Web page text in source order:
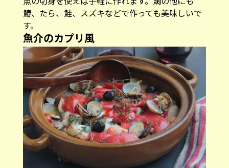
鰆、たら、鮭、スズキなどで作っても美味しいで
す。
魚介のカプリ風